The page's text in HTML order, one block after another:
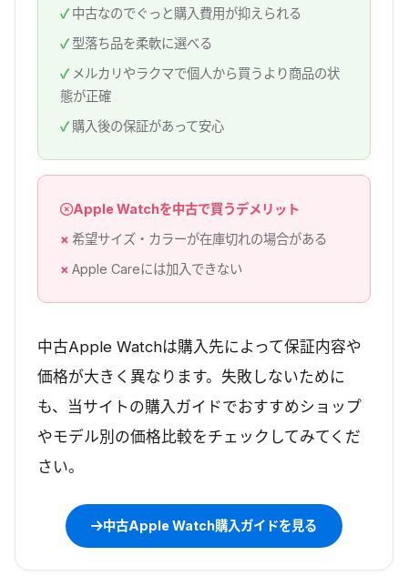
中古なのでぐっと購入費用が抑えられる
型落ち品を柔軟に選べる
メルカリやラクマで個人から買うより商品の状
態が正確
購入後の保証があって安心
Apple Watchを中古で買うデメリット
希望サイズ・カラーが在庫切れの場合がある
Apple Careには加入できない
中古Apple Watchは購入先によって保証内容や
価格が大きく異なります。失敗しないために
も、当サイトの購入ガイドでおすすめショップ
やモデル別の価格比較をチェックしてみてくだ
さい。
中古Apple Watch購入ガイドを見る